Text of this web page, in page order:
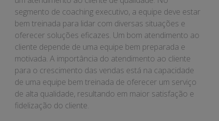
segmento de coaching executivo, a equipe deve estar
bem treinada para lidar com diversas situações e
oferecer soluções eficazes. Um bom atendimento ao
cliente depende de uma equipe bem preparada e
motivada. A importância do atendimento ao cliente
para o crescimento das vendas está na capacidade
de uma equipe bem treinada de oferecer um serviço
de alta qualidade, resultando em maior satisfação e
fidelização do cliente.